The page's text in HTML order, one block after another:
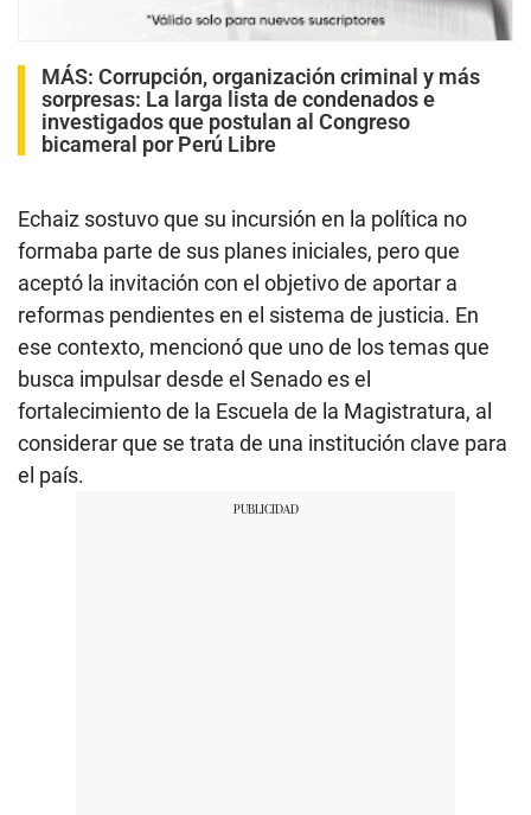
MÁS: Corrupción, organización criminal y más
sorpresas: La larga lista de condenados e
investigados que postulan al Congreso
bicameral por Perú Libre
Echaiz sostuvo que su incursión en la política no
formaba parte de sus planes iniciales, pero que
aceptó la invitación con el objetivo de aportar a
reformas pendientes en el sistema de justicia. En
ese contexto, mencionó que uno de los temas que
busca impulsar desde el Senado es el
fortalecimiento de la Escuela de la Magistratura, al
considerar que se trata de una institución clave para
el país.